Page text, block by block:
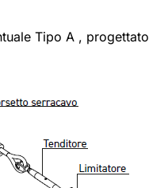
Tipo A ,